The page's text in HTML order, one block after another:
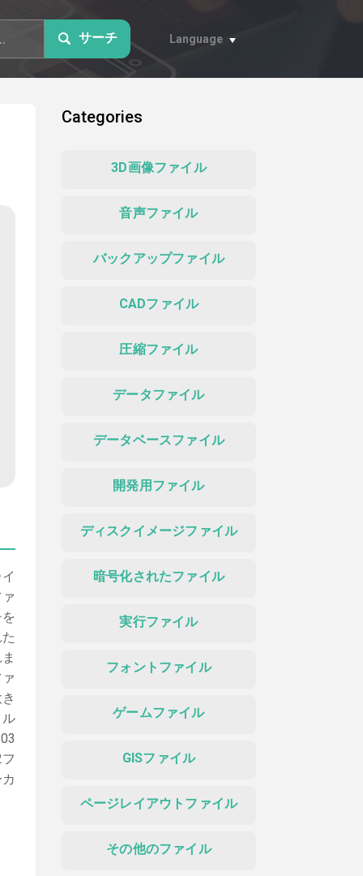
サーチ Language
Categories
3D画像ファイル
音声ファイル
バックアップファイル
CADファイル
圧縮ファイル
データファイル
データベースファイル
開発用ファイル
ディスクイメージファイル
暗号化されたファイル
実行ファイル
フォントファイル
ゲームファイル
GISファイル
ページレイアウトファイル
その他のファイル